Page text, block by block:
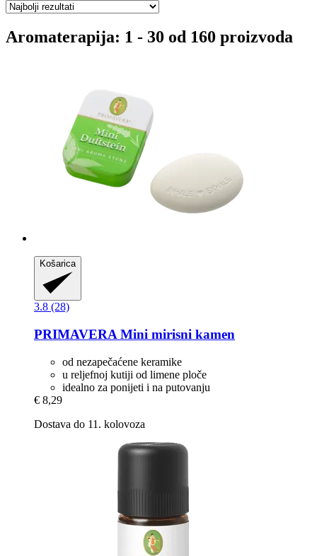
Aromaterapija: 1 - 30 od 160 proizvoda
Košarica
3.8 (28)
PRIMAVERA Mini mirisni kamen
od nezapečaćene keramike
u reljefnoj kutiji od limene ploče
idealno za ponijeti i na putovanju
€ 8,29
Dostava do 11. kolovoza